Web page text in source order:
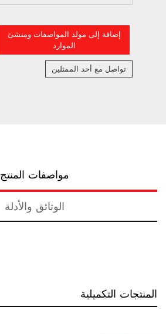
إضافة إلى مولد المواصفات ومنشئ
الموارد
تواصل مع أحد الممثلين
مواصفات المنتج
الوثائق والأدلة
المنتجات التكميلية